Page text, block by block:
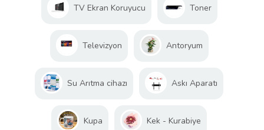
TV Ekran Koruyucu Toner
Televizyon Antoryum
Su Arıtma cihazı Askı Aparatı
Kupa Kek - Kurabiye